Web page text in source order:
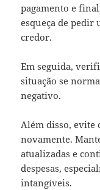
pagamento e
esqueça de pedir
credor.
Em seguida,
situação se
negativo.
Além disso, evite
novamente.
atualizadas e
despesas,
intangíveis.